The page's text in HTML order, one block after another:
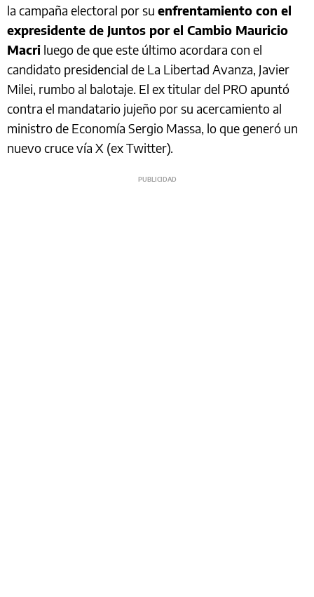
la campaña electoral por su enfrentamiento con el
expresidente de Juntos por el Cambio Mauricio
Macri luego de que este último acordara con el
candidato presidencial de La Libertad Avanza, Javier
Milei, rumbo al balotaje. El ex titular del PRO apuntó
contra el mandatario jujeño por su acercamiento al
ministro de Economía Sergio Massa, lo que generó un
nuevo cruce vía X (ex Twitter).